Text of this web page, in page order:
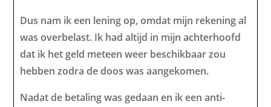
Dus nam ik een lening op, omdat mijn rekening al
was overbelast. Ik had altijd in mijn achterhoofd
dat ik het geld meteen weer beschikbaar zou
hebben zodra de doos was aangekomen.
Nadat de betaling was gedaan en ik een anti-